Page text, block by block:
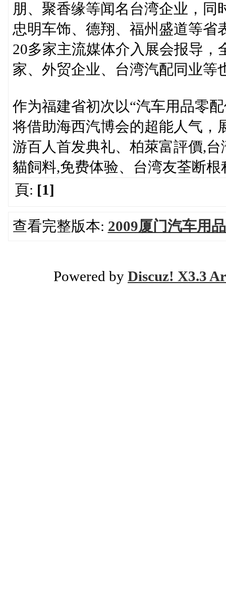
朋、聚香缘等闻名台湾企业，同
忠明车饰、德翔、福州盛道等省
20多家主流媒体介入展会报导，
家、外贸企业、台湾汽配同业等
作为福建省初次以“汽车用品零
将借助海西汽博会的超能人气，
游百人首发典礼、柏萊富評價,
貓飼料,免费体验、台湾友荃断
頁: [1]
查看完整版本: 2009厦门汽车用
Powered by Discuz! X3.3